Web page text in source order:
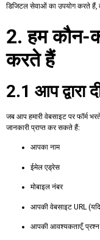
डिजिटल सेवाओं का उपयोग करते हैं,
2. हम कौन-
करते हैं
2.1 आप द्वारा
जब आप हमारी वेबसाइट पर फॉर्म
जानकारी प्राप्त कर सकते हैं:
आपका नाम
ईमेल एड्रेस
मोबाइल नंबर
आपकी वेबसाइट URL (यदि
आपकी आवश्यकताएँ, प्रश्न